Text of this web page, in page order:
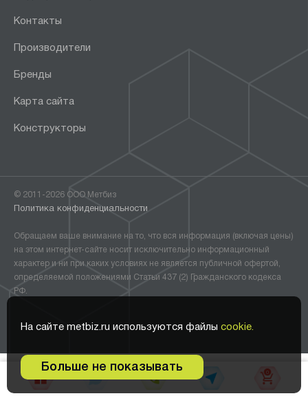
0
На сайте metbiz.ru используются файлы cookie.
Больше не показывать
Контакты
Производители
Бренды
Карта сайта
Конструкторы
© 2011-2026 ООО Метбиз
Политика конфиденциальности
Обращаем ваше внимание на то, что вся информация (включая цены)
на этом интернет-сайте носит исключительно информационный
характер и ни при каких условиях не является публичной офертой,
определяемой положениями Статьи 437 (2) Гражданского кодекса
РФ.